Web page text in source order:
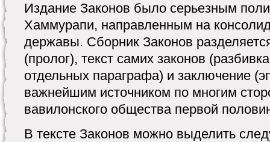
Издание Законов было серьезным
Хаммурапи, направленным на
державы. Сборник Законов
(пролог), текст самих законов
отдельных параграфа) и заключение
важнейшим источником по многим
вавилонского общества первой
В тексте Законов можно выделить